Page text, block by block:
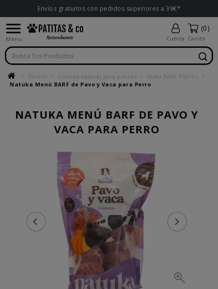
Envíos gratuitos con pedidos superiores a 39€*

Menu Cuenta
(0)
Carrito
Perros Comida natural para perros
Dieta BARF Perros
Natuka Menú BARF de Pavo y Vaca para Perro
NATUKA MENÚ BARF DE PAVO Y
VACA PARA PERRO